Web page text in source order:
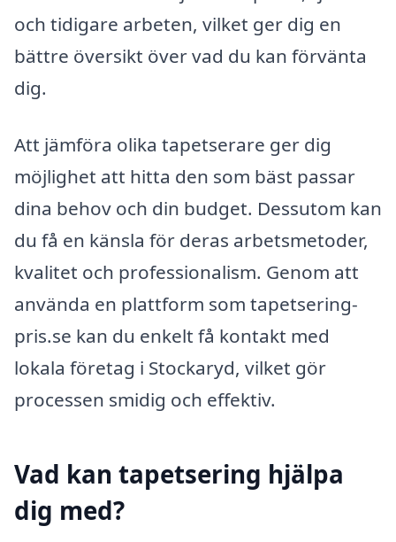
och tidigare arbeten, vilket ger dig en
bättre översikt över vad du kan förvänta
dig.
Att jämföra olika tapetserare ger dig
möjlighet att hitta den som bäst passar
dina behov och din budget. Dessutom kan
du få en känsla för deras arbetsmetoder,
kvalitet och professionalism. Genom att
använda en plattform som tapetsering-
pris.se kan du enkelt få kontakt med
lokala företag i Stockaryd, vilket gör
processen smidig och effektiv.
Vad kan tapetsering hjälpa
dig med?